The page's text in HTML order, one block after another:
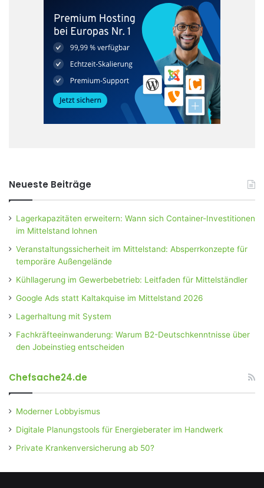
Neueste Beiträge
Lagerkapazitäten erweitern: Wann sich Container-Investitionen
im Mittelstand lohnen
Veranstaltungssicherheit im Mittelstand: Absperrkonzepte für
temporäre Außengelände
Kühllagerung im Gewerbebetrieb: Leitfaden für Mittelständler
Google Ads statt Kaltakquise im Mittelstand 2026
Lagerhaltung mit System
Fachkräfteeinwanderung: Warum B2-Deutschkenntnisse über
den Jobeinstieg entscheiden
Chefsache24.de
Moderner Lobbyismus
Digitale Planungstools für Energieberater im Handwerk
Private Krankenversicherung ab 50?